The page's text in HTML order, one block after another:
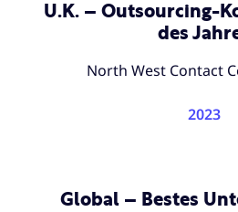
U.K. – Outsourcing-
des
North West Contact
2023
Global – Bestes